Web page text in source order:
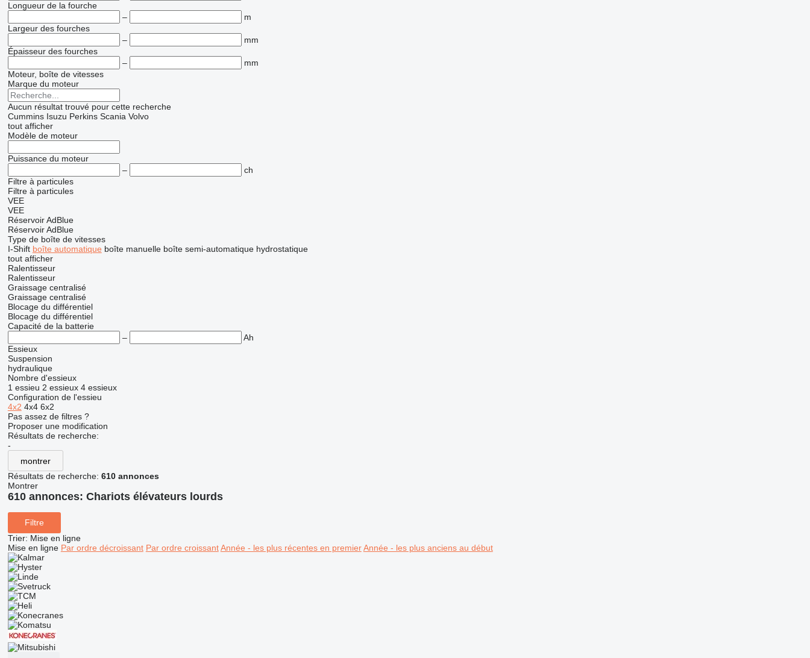
Longueur de la fourche
–
m
Largeur des fourches
–
mm
Épaisseur des fourches
–
mm
Moteur, boîte de vitesses
Marque du moteur
Aucun résultat trouvé pour cette recherche
Cummins Isuzu Perkins Scania Volvo
tout afficher
Modèle de moteur
Puissance du moteur
–
ch
Filtre à particules
Filtre à particules
VEE
VEE
Réservoir AdBlue
Réservoir AdBlue
Type de boîte de vitesses
I-Shift boîte automatique boîte manuelle boîte semi-automatique hydrostatique
tout afficher
Ralentisseur
Ralentisseur
Graissage centralisé
Graissage centralisé
Blocage du différentiel
Blocage du différentiel
Capacité de la batterie
–
Ah
Essieux
Suspension
hydraulique
Nombre d'essieux
1 essieu 2 essieux 4 essieux
Configuration de l'essieu
4x2 4x4 6x2
Pas assez de filtres ?
Proposer une modification
Résultats de recherche:
-
montrer
Résultats de recherche: 610 annonces
Montrer
610 annonces: Chariots élévateurs lourds
Filtre
Trier: Mise en ligne
Mise en ligne Par ordre décroissant Par ordre croissant Année - les plus récentes en premier Année - les plus anciens au début